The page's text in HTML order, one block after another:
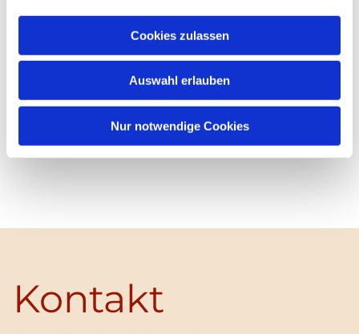
Cookies zulassen
Auswahl erlauben
Nur notwendige Cookies
Kontakt